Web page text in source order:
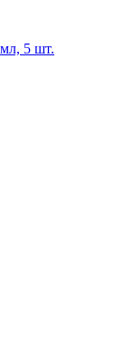
5 шт.